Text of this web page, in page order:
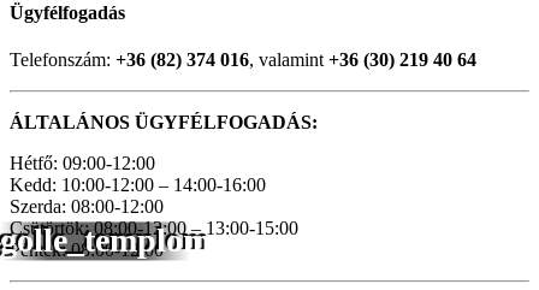
golle_templom
Ügyfélfogadás
Telefonszám: +36 (82) 374 016, valamint +36 (30) 219 40 64
ÁLTALÁNOS ÜGYFÉLFOGADÁS:
Hétfő: 09:00-12:00
Kedd: 10:00-12:00 – 14:00-16:00
Szerda: 08:00-12:00
Csütörtök: 08:00-12:00 – 13:00-15:00
Péntek: 08:00-12:00